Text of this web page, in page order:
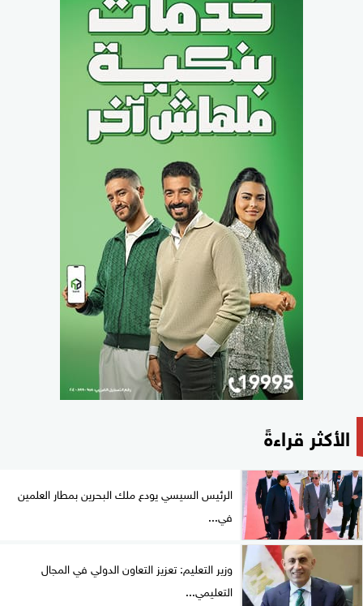
الأكثر قراءةً
الرئيس السيسي يودع ملك البحرين بمطار العلمين
في...
وزير التعليم: تعزيز التعاون الدولي في المجال
التعليمي...